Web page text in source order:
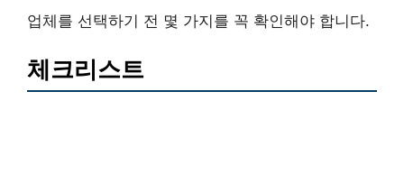
업체를 선택하기 전 몇 가지를 꼭 확인해야 합니다.
체크리스트